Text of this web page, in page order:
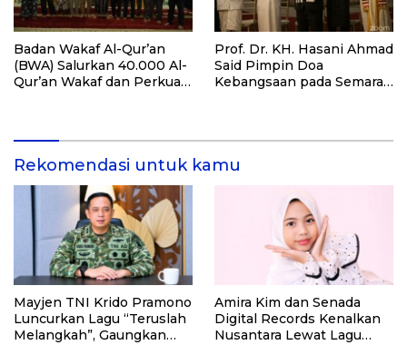
Badan Wakaf Al-Qur’an
(BWA) Salurkan 40.000 Al-
Qur’an Wakaf dan Perkuat
Prof. Dr. KH. Hasani Ahmad
Said Pimpin Doa
Kebangsaan pada Semarak
Rekomendasi untuk kamu
Mayjen TNI Krido Pramono
Luncurkan Lagu “Teruslah
Melangkah”, Gaungkan
Amira Kim dan Senada
Digital Records Kenalkan
Nusantara Lewat Lagu